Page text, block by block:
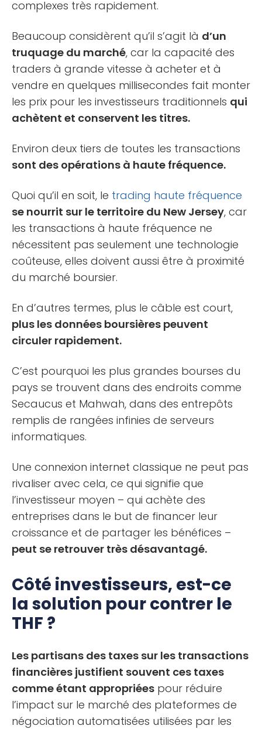
complexes très rapidement.
Beaucoup considèrent qu’il s’agit là d’un
truquage du marché, car la capacité des
traders à grande vitesse à acheter et à
vendre en quelques millisecondes fait monter
les prix pour les investisseurs traditionnels qui
achètent et conservent les titres.
Environ deux tiers de toutes les transactions
sont des opérations à haute fréquence.
Quoi qu’il en soit, le trading haute fréquence
se nourrit sur le territoire du New Jersey, car
les transactions à haute fréquence ne
nécessitent pas seulement une technologie
coûteuse, elles doivent aussi être à proximité
du marché boursier.
En d’autres termes, plus le câble est court,
plus les données boursières peuvent
circuler rapidement.
C’est pourquoi les plus grandes bourses du
pays se trouvent dans des endroits comme
Secaucus et Mahwah, dans des entrepôts
remplis de rangées infinies de serveurs
informatiques.
Une connexion internet classique ne peut pas
rivaliser avec cela, ce qui signifie que
l’investisseur moyen – qui achète des
entreprises dans le but de financer leur
croissance et de partager les bénéfices –
peut se retrouver très désavantagé.
Côté investisseurs, est-ce
la solution pour contrer le
THF ?
Les partisans des taxes sur les transactions
financières justifient souvent ces taxes
comme étant appropriées pour réduire
l’impact sur le marché des plateformes de
négociation automatisées utilisées par les